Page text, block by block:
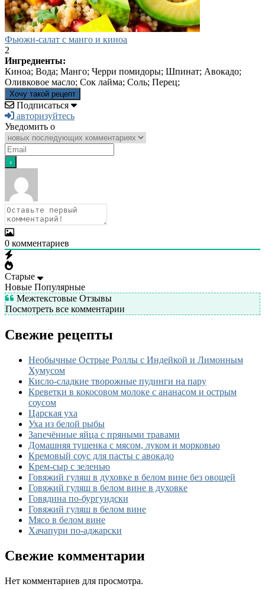
Фьюжн-салат с манго и киноа
2
Ингредиенты:
Киноа; Вода; Манго; Черри помидоры; Шпинат; Авокадо;
Оливковое масло; Сок лайма; Соль; Перец;
Хочу такой рецепт
Подписаться
авторизуйтесь
Уведомить о
0 комментариев
Старые
Новые Популярные
Межтекстовые Отзывы
Посмотреть все комментарии
Свежие рецепты
Необычные Острые Роллы с Индейкой и Лимонным
Хумусом
Кисло-сладкие творожные пудинги на пару
Креветки в кокосовом молоке с ананасом и острым
соусом
Царская уха
Уха из белой рыбы
Запечённые яйца с пряными травами
Домашняя тушенка с мясом, луком и морковью
Кремовый соус для пасты с авокадо
Крем-сыр с зеленью
Говяжий гуляш в духовке в белом вине без овощей
Говяжий гуляш в белом вине в духовке
Говядина по-бургундски
Говяжий гуляш в белом вине
Мясо в белом вине
Хачапури по-аджарски
Свежие комментарии
Нет комментариев для просмотра.